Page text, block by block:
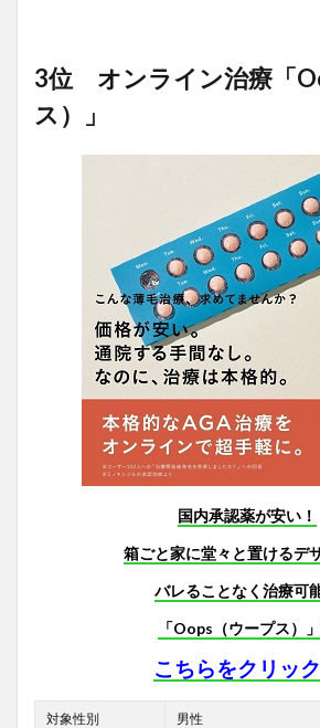
3位 オンライン治療「
ス）」
国内承認薬が安い！
箱ごと家に堂々と置けるデ
バレることなく治療可能
「Oops（ウープス）
こちらをクリック
対象性別 男性